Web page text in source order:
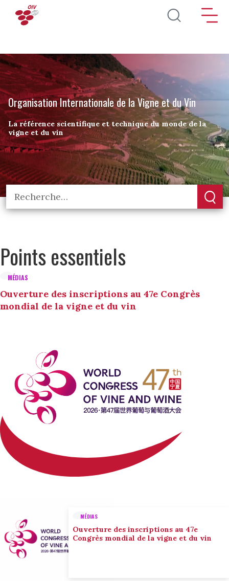
Aller au contenu principal
Organisation Internationale de la Vigne et du Vin
La référence scientifique et technique du monde de la
vigne et du vin
Points essentiels
MÉDIAS
Ouverture des inscriptions au 47e Congrès
mondial de la vigne et du vin
MÉDIAS
Ouverture des inscriptions au 47e
Congrès mondial de la vigne et du vin